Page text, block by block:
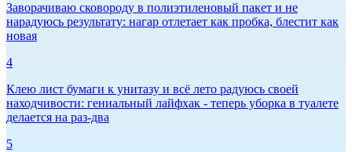
Заворачиваю сковороду в полиэтиленовый пакет и не
нарадуюсь результату: нагар отлетает как пробка, блестит как
новая
4
Клею лист бумаги к унитазу и всё лето радуюсь своей
находчивости: гениальный лайфхак - теперь уборка в туалете
делается на раз-два
5